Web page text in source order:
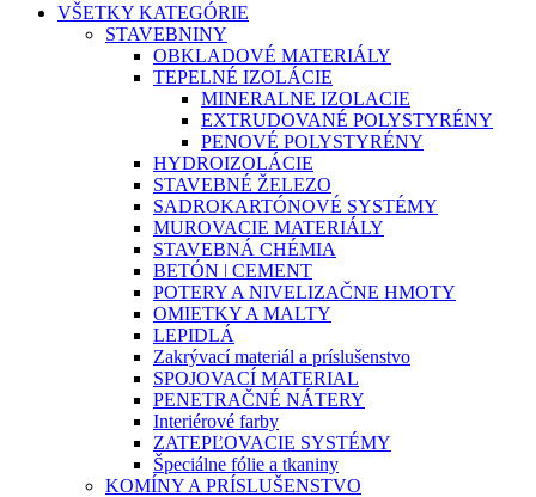
VŠETKY KATEGÓRIE
STAVEBNINY
OBKLADOVÉ MATERIÁLY
TEPELNÉ IZOLÁCIE
MINERALNE IZOLACIE
EXTRUDOVANÉ POLYSTYRÉNY
PENOVÉ POLYSTYRÉNY
HYDROIZOLÁCIE
STAVEBNÉ ŽELEZO
SADROKARTÓNOVÉ SYSTÉMY
MUROVACIE MATERIÁLY
STAVEBNÁ CHÉMIA
BETÓN ǀ CEMENT
POTERY A NIVELIZAČNE HMOTY
OMIETKY A MALTY
LEPIDLÁ
Zakrývací materiál a príslušenstvo
SPOJOVACÍ MATERIAL
PENETRAČNÉ NÁTERY
Interiérové farby
ZATEPĽOVACIE SYSTÉMY
Špeciálne fólie a tkaniny
KOMÍNY A PRÍSLUŠENSTVO